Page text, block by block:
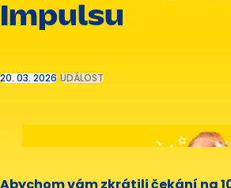
Impulsu
20. 03. 2026 UDÁLOST